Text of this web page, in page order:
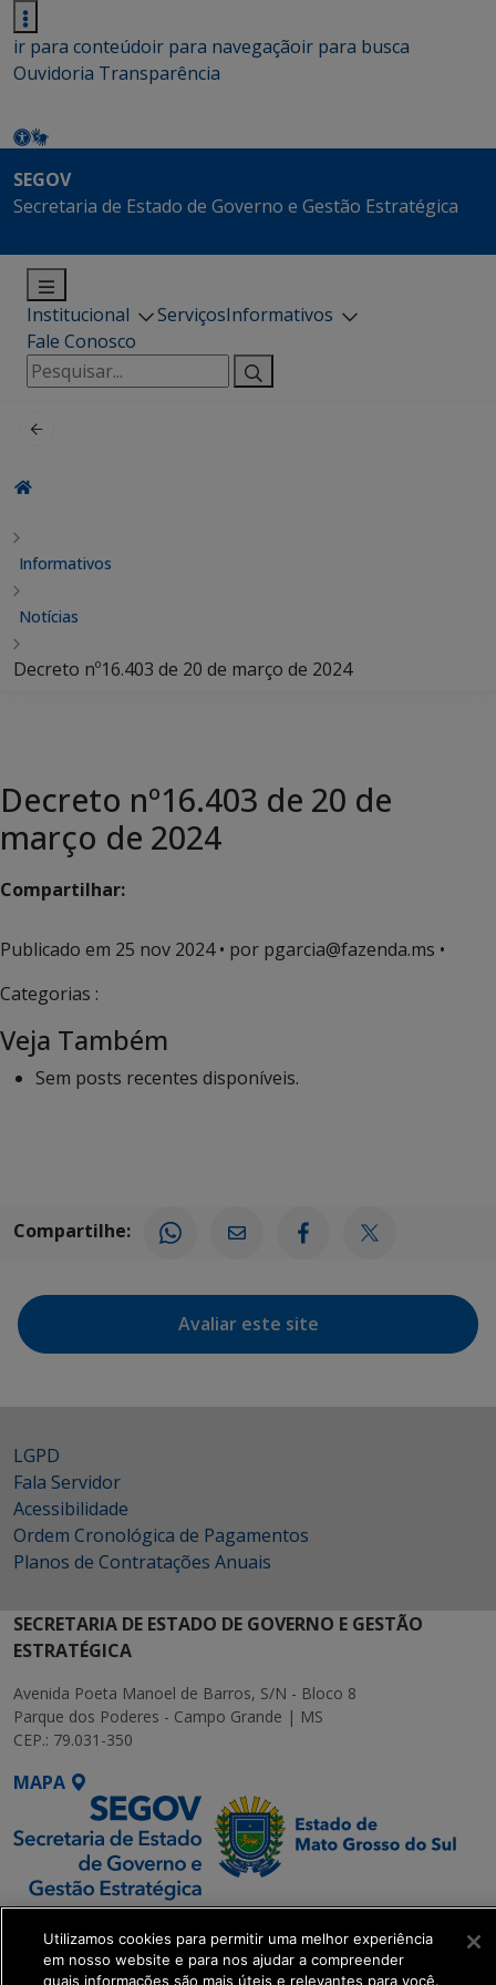
ir para conteúdoir para navegaçãoir para busca
Ouvidoria Transparência
SEGOV
Secretaria de Estado de Governo e Gestão Estratégica
Institucional ServiçosInformativos
Fale Conosco
Pesquisar
por:
Informativos
Notícias
Decreto nº16.403 de 20 de março de 2024
Decreto nº16.403 de 20 de
março de 2024
Compartilhar:
Publicado em 25 nov 2024• por pgarcia@fazenda.ms •
Categorias :
Veja Também
Sem posts recentes disponíveis.
Compartilhe:
Avaliar este site
LGPD
Fala Servidor
Acessibilidade
Ordem Cronológica de Pagamentos
Planos de Contratações Anuais
SECRETARIA DE ESTADO DE GOVERNO E GESTÃO
ESTRATÉGICA
Avenida Poeta Manoel de Barros, S/N - Bloco 8
Parque dos Poderes - Campo Grande | MS
CEP.: 79.031-350
MAPA
SETDIG | Secretaria-
Executiva de
Utilizamos cookies para permitir uma melhor experiência
em nosso website e para nos ajudar a compreender
quais informações são mais úteis e relevantes para você.